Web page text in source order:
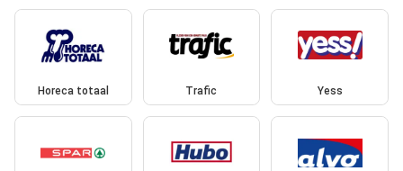
Horeca totaal Trafic Yess